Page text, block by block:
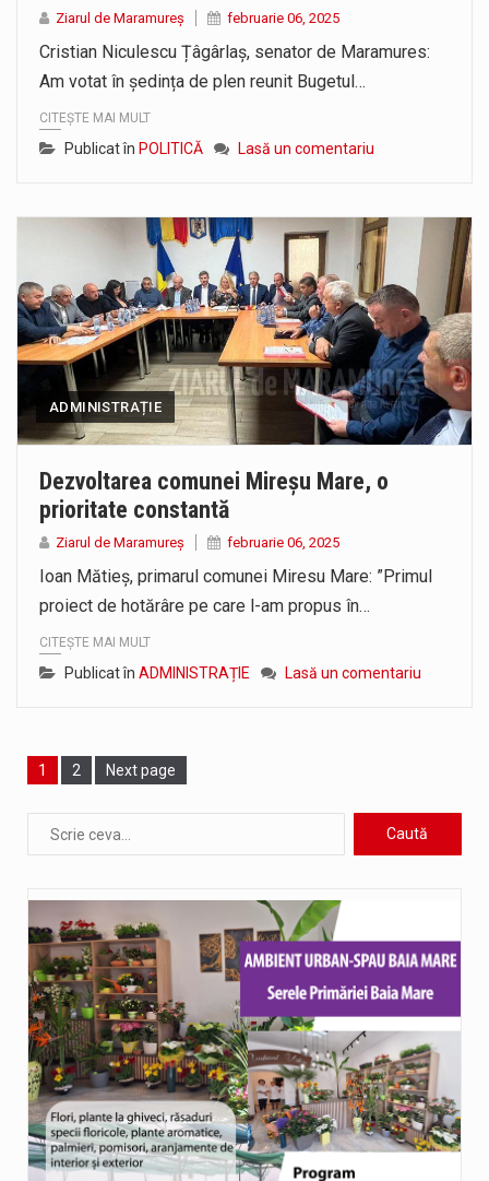
Ziarul de Maramureș februarie 06, 2025
Cristian Niculescu Țâgârlaș, senator de Maramures:
Am votat în ședința de plen reunit Bugetul…
CITEȘTE MAI MULT
Publicat în POLITICĂ Lasă un comentariu
ADMINISTRAȚIE
Dezvoltarea comunei Mireșu Mare, o
prioritate constantă
Ziarul de Maramureș februarie 06, 2025
Ioan Mătieș, primarul comunei Miresu Mare: ”Primul
proiect de hotărâre pe care l-am propus în…
CITEȘTE MAI MULT
Publicat în ADMINISTRAȚIE Lasă un comentariu
Page
1 Page
2 Next page